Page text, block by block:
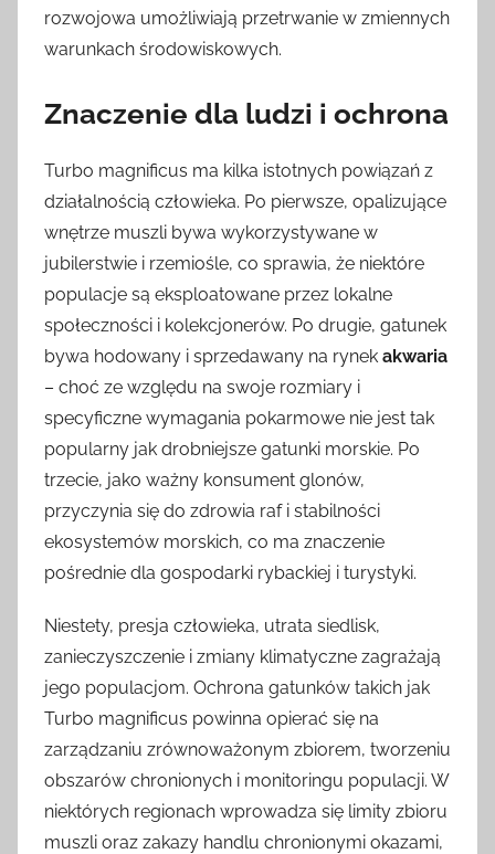
rozwojowa umożliwiają przetrwanie w zmiennych
warunkach środowiskowych.
Znaczenie dla ludzi i ochrona
Turbo magnificus ma kilka istotnych powiązań z
działalnością człowieka. Po pierwsze, opalizujące
wnętrze muszli bywa wykorzystywane w
jubilerstwie i rzemiośle, co sprawia, że niektóre
populacje są eksploatowane przez lokalne
społeczności i kolekcjonerów. Po drugie, gatunek
bywa hodowany i sprzedawany na rynek akwaria
– choć ze względu na swoje rozmiary i
specyficzne wymagania pokarmowe nie jest tak
popularny jak drobniejsze gatunki morskie. Po
trzecie, jako ważny konsument glonów,
przyczynia się do zdrowia raf i stabilności
ekosystemów morskich, co ma znaczenie
pośrednie dla gospodarki rybackiej i turystyki.
Niestety, presja człowieka, utrata siedlisk,
zanieczyszczenie i zmiany klimatyczne zagrażają
jego populacjom. Ochrona gatunków takich jak
Turbo magnificus powinna opierać się na
zarządzaniu zrównoważonym zbiorem, tworzeniu
obszarów chronionych i monitoringu populacji. W
niektórych regionach wprowadza się limity zbioru
muszli oraz zakazy handlu chronionymi okazami,